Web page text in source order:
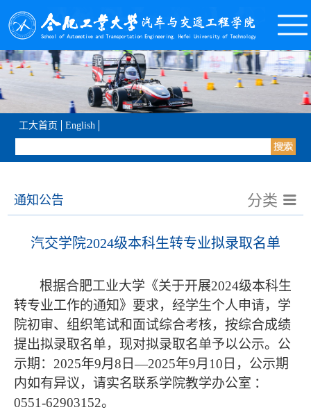
工大首页 English
通知公告 分类
汽交学院2024级本科生转专业拟录取名单
根据合肥工业大学《关于开展2024级本科生
转专业工作的通知》要求，经学生个人申请，学
院初审、组织笔试和面试综合考核，按综合成绩
提出拟录取名单，现对拟录取名单予以公示。公
示期： 2025年9月 8 日—2025年9月 10 日，公示期
内如有异议，请实名联系学院教学办公室 ：
0551-62903152。